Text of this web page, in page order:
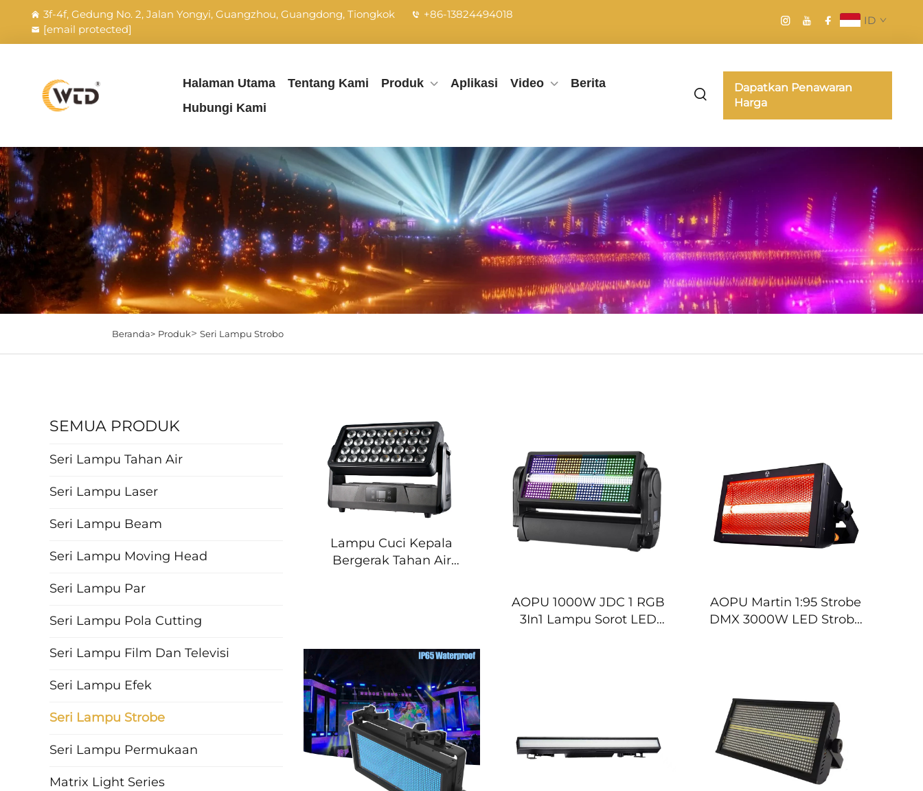
3f-4f, Gedung No. 2, Jalan Yongyi, Guangzhou, Guangdong, Tiongkok
+86-13824494018
[email protected]
ID
Halaman Utama Tentang Kami Produk Aplikasi Video
Berita
Hubungi Kami
Dapatkan Penawaran
Harga
Beranda> Produk> Seri Lampu Strobo
SEMUA PRODUK
Seri Lampu Tahan Air
Seri Lampu Laser
Seri Lampu Beam
Seri Lampu Moving Head
Seri Lampu Par
Seri Lampu Pola Cutting
Seri Lampu Film Dan Televisi
Seri Lampu Efek
Seri Lampu Strobe
Seri Lampu Permukaan
Matrix Light Series
Lampu Cuci Kepala
Bergerak Tahan Air
AOPU 1000W JDC 1 RGB
3In1 Lampu Sorot LED
AOPU Martin 1:95 Strobe
DMX 3000W LED Strobe